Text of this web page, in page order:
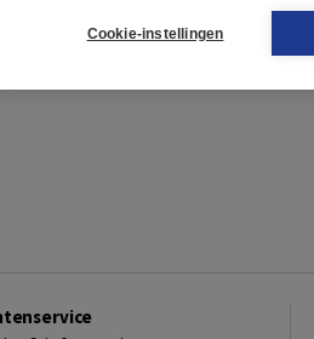
Cookie-instellingen